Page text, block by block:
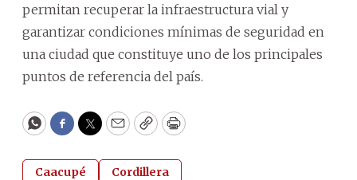
permitan recuperar la infraestructura vial y
garantizar condiciones mínimas de seguridad en
una ciudad que constituye uno de los principales
puntos de referencia del país.
WhatsApp
Facebook
Twitter
EmailCopyPrint
Caacupé Cordillera